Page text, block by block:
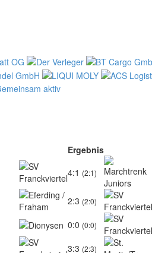
Ergebnis
4:1 (2:1)
2:3 (2:0)
0:0 (0:0)
3:3 (2:3)